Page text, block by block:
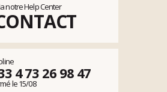
notre Help Center
4 73 26 98 47
le 15/08